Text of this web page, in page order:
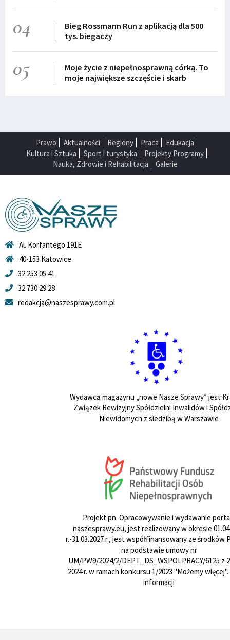
04
Bieg Rossmann Run z aplikacją dla 500
tys. biegaczy
05
Moje życie z niepełnosprawną córką. To
moje największe szczęście i skarb
Prawo Aktualności Regiony Praca
Edukacja
Kultura i Sztuka
Sport i turystyka
Projekty Programy
Nauka, Zdrowie i Rehabilitacja
Galerie
Al. Korfantego 191E
40-153 Katowice
32 253 05 41
32 730 29 28
redakcja@naszesprawy.com.pl
Wydawcą magazynu „nowe Nasze Sprawy” jest
Związek Rewizyjny Spółdzielni Inwalidów i
Niewidomych z siedzibą w Warszawie
Projekt pn. Opracowywanie i wydawanie
naszesprawy.eu, jest realizowany w okresie
r.-31.03.2027 r., jest współfinansowany ze środków
na podstawie umowy nr
UM/PW9/2024/2/DEPT_DS_WSPOLPRACY/6125 z
2024 r. w ramach konkursu 1/2023 "Możemy więcej".
informacji